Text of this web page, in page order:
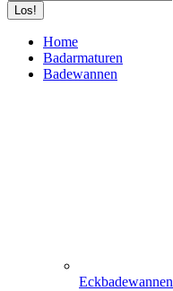
Home
Badarmaturen
Badewannen
Eckbadewannen